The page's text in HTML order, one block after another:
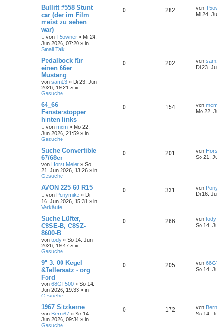
Bullitt #558 Stunt
car (der im Film
meist zu sehen
war)
von T5owner » Mi 24.
Jun 2026, 07:20 » in
Small Talk
0 282 von
Mi 24.
Pedalbock für
einen 66er
Mustang
von sam13 » Di 23. Jun
2026, 19:21 » in
Gesuche
0 202 von
Di 23.
64_66
Fensterstopper
hinten links
von mem » Mo 22.
Jun 2026, 21:59 » in
Gesuche
0 154 von mem
Mo 22.
Suche Convertible
67/68er
von Horst Meier » So
21. Jun 2026, 13:26 » in
Gesuche
0 201 von
So 21.
AVON 225 60 R15
von Ponymike » Di
16. Jun 2026, 15:31 » in
Verkäufe
0 331 von
Di 16.
Suche Lüfter,
C8SE-B, C8SZ-
8600-B
von tody » So 14. Jun
2026, 19:47 » in
Gesuche
0 266 von tody
So 14.
9" 3. 00 Kegel
&Tellersatz - org
Ford
von 68GT500 » So 14.
Jun 2026, 19:33 » in
Gesuche
0 205 von
So 14.
1967 Sitzkerne
von Berni67 » So 14.
Jun 2026, 09:34 » in
Gesuche
0 172 von
So 14.